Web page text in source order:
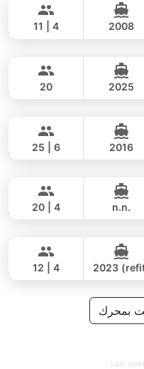
AZIMUT 50FT
11 | 4 2008
CUSTOM BUILD 50FT
20 2025
LEOPARD 51FT
25 | 6 2016
GRAND BANKS 54FT
20 | 4 n.n.
AZIMUT 46FT
12 | 4 2023
Last